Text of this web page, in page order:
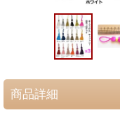
商品詳細